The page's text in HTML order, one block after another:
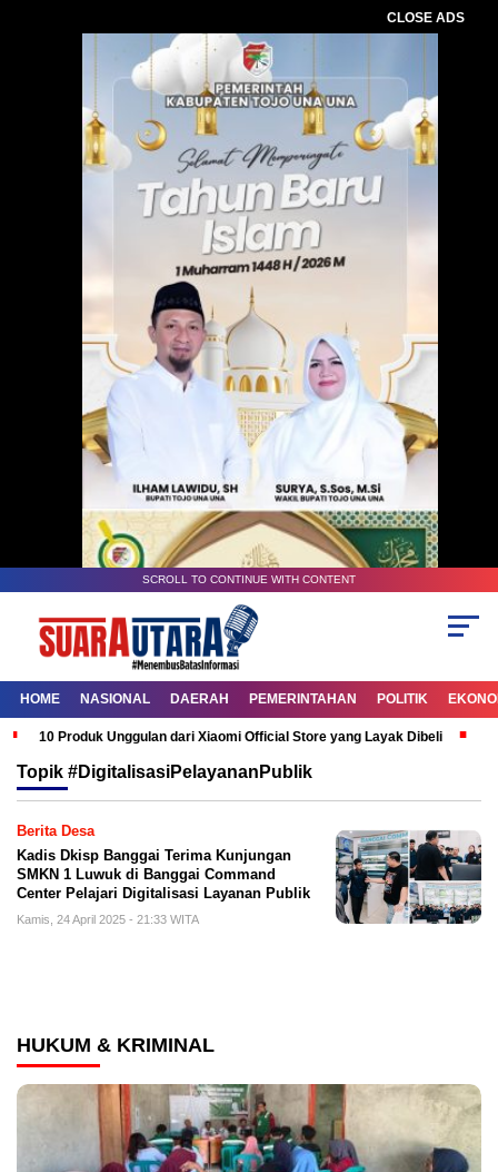
CLOSE ADS
SCROLL TO CONTINUE WITH CONTENT
HOME NASIONAL DAERAH PEMERINTAHAN POLITIK
10 Produk Unggulan dari Xiaomi Official Store yang Layak Dibeli
Topik #DigitalisasiPelayananPublik
Berita Desa
Kadis Dkisp Banggai Terima Kunjungan
SMKN 1 Luwuk di Banggai Command
Center Pelajari Digitalisasi Layanan Publik
Kamis, 24 April 2025 - 21:33 WITA
HUKUM & KRIMINAL